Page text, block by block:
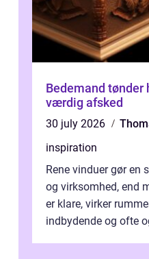
Bedemand tønder hjælp til en tryg og
værdig afsked
30 july 2026
inspiration
Rene vinduer gør en
og virksomhed, end
er klare, virker
indbydende og ofte